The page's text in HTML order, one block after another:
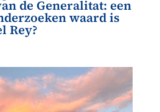
de Generalitat: een
waard is
Rey?